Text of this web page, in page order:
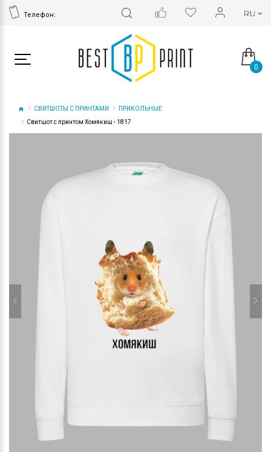
Телефон:
0
СВИТШОТЫ С ПРИНТАМИ
ПРИКОЛЬНЫЕ
Свитшот с принтом Хомякиш - 1817